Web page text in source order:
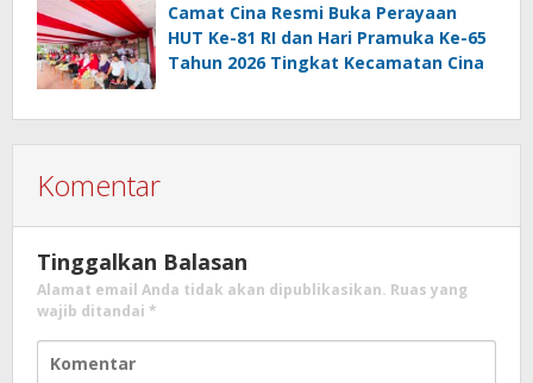
Camat Cina Resmi Buka Perayaan
HUT Ke-81 RI dan Hari Pramuka Ke-65
Tahun 2026 Tingkat Kecamatan Cina
Komentar
Tinggalkan Balasan
Alamat email Anda tidak akan dipublikasikan. Ruas yang
wajib ditandai *